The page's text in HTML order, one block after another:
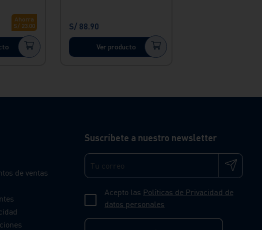
Ahorra
S/ 23. 00 S/ 88.90
Ver producto
de ventas
Suscríbete a nuestro newsletter
Acepto las Políticas de Privacidad de
datos personales